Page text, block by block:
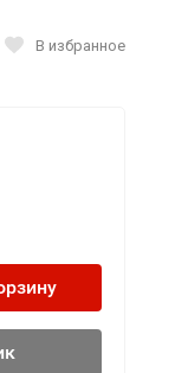
В избранное